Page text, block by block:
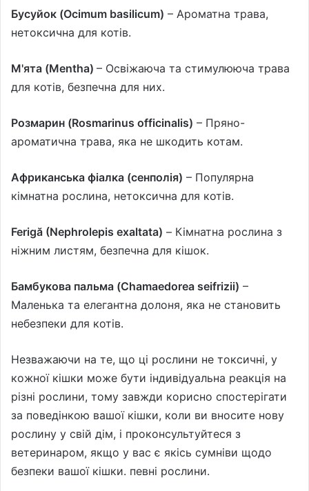
Бусуйок (Ocimum basilicum) – Ароматна трава,
нетоксична для котів.
М'ята (Mentha) – Освіжаюча та стимулююча трава
для котів, безпечна для них.
Розмарин (Rosmarinus officinalis) – Пряно-
ароматична трава, яка не шкодить котам.
Африканська фіалка (сенполія) – Популярна
кімнатна рослина, нетоксична для котів.
Ferigă (Nephrolepis exaltata) – Кімнатна рослина з
ніжним листям, безпечна для кішок.
Бамбукова пальма (Chamaedorea seifrizii) –
Маленька та елегантна долоня, яка не становить
небезпеки для котів.
Незважаючи на те, що ці рослини не токсичні, у
кожної кішки може бути індивідуальна реакція на
різні рослини, тому завжди корисно спостерігати
за поведінкою вашої кішки, коли ви вносите нову
рослину у свій дім, і проконсультуйтеся з
ветеринаром, якщо у вас є якісь сумніви щодо
безпеки вашої кішки. певні рослини.